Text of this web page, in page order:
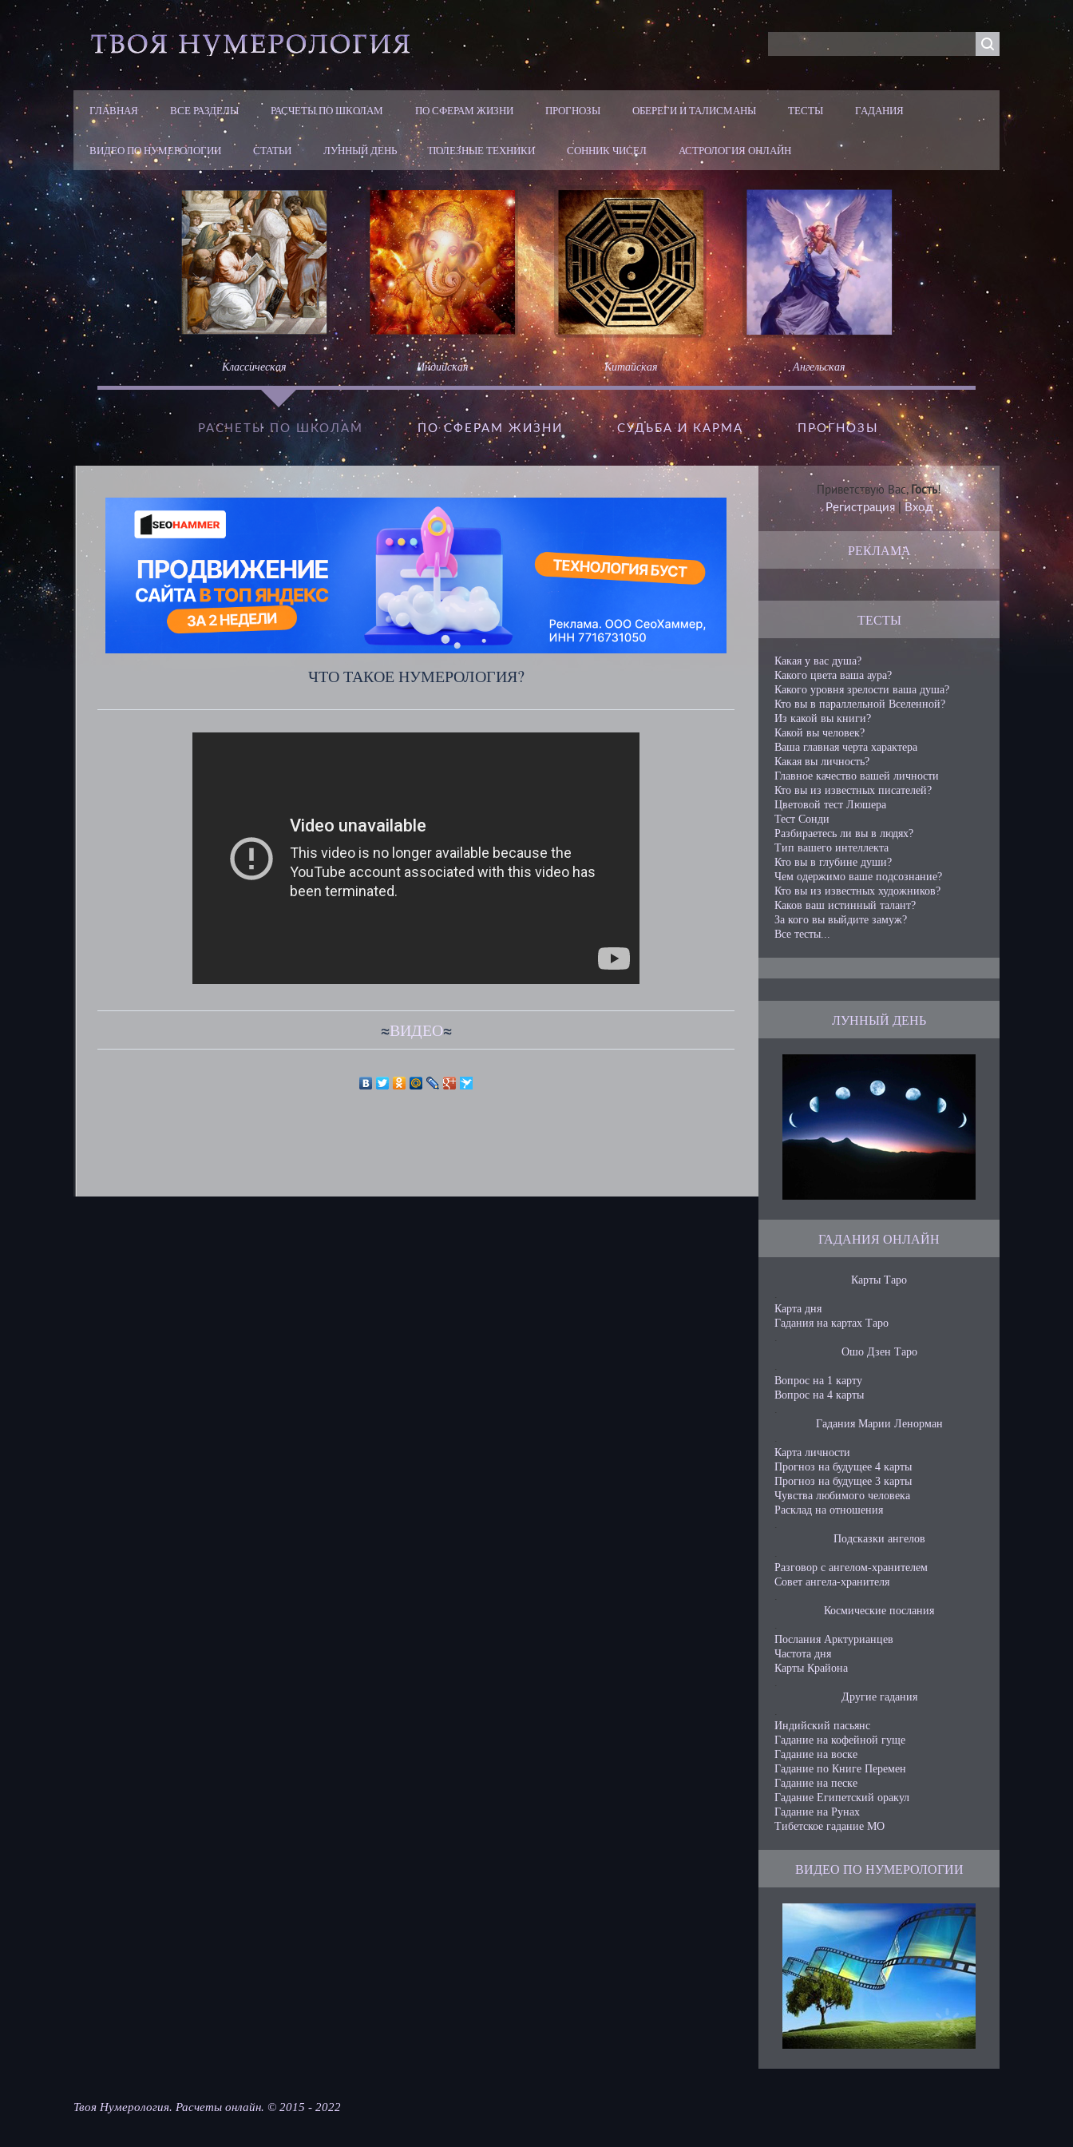
ГЛАВНАЯ ВСЕ РАЗДЕЛЫ РАСЧЕТЫ ПО ШКОЛАМ ПО СФЕРАМ ЖИЗНИ ПРОГНОЗЫ ОБЕРЕГИ И ТАЛИСМАНЫ ТЕСТЫ ГАДАНИЯ
ВИДЕО ПО НУМЕРОЛОГИИ СТАТЬИ ЛУННЫЙ ДЕНЬ ПОЛЕЗНЫЕ ТЕХНИКИ СОННИК ЧИСЕЛ АСТРОЛОГИЯ ОНЛАЙН
Классическая Индийская Китайская Ангельская
РАСЧЕТЫ ПО ШКОЛАМ ПО СФЕРАМ ЖИЗНИ CУДЬБА И КАРМА ПРОГНОЗЫ
ЧТО ТАКОЕ НУМЕРОЛОГИЯ?
≈ВИДЕО≈
Приветствую Вас, Гость!
Регистрация |Вход
РЕКЛАМА
ТЕСТЫ
Какая у вас душа?
Какого цвета ваша аура?
Какого уровня зрелости ваша душа?
Кто вы в параллельной Вселенной?
Из какой вы книги?
Какой вы человек?
Ваша главная черта характера
Какая вы личность?
Главное качество вашей личности
Кто вы из известных писателей?
Цветовой тест Люшера
Тест Сонди
Разбираетесь ли вы в людях?
Тип вашего интеллекта
Кто вы в глубине души?
Чем одержимо ваше подсознание?
Кто вы из известных художников?
Каков ваш истинный талант?
За кого вы выйдите замуж?
Все тесты...
ЛУННЫЙ ДЕНЬ
ГАДАНИЯ ОНЛАЙН
Карты Таро
.
Карта дня
Гадания на картах Таро
.
Ошо Дзен Таро
.
Вопрос на 1 карту
Вопрос на 4 карты
.
Гадания Марии Ленорман
.
Карта личности
Прогноз на будущее 4 карты
Прогноз на будущее 3 карты
Чувства любимого человека
Расклад на отношения
.
Подсказки ангелов
.
Разговор с ангелом-хранителем
Совет ангела-хранителя
.
Космические послания
.
Послания Арктурианцев
Частота дня
Карты Крайона
.
Другие гадания
.
Индийский пасьянс
Гадание на кофейной гуще
Гадание на воске
Гадание по Книге Перемен
Гадание на песке
Гадание Египетский оракул
Гадание на Рунах
Тибетское гадание МО
ВИДЕО ПО НУМЕРОЛОГИИ
Твоя Нумерология. Расчеты онлайн. © 2015 - 2022